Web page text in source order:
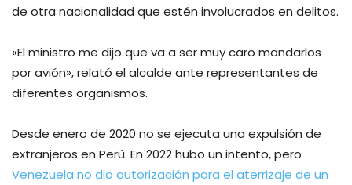
de otra nacionalidad que estén involucrados en delitos.
«El ministro me dijo que va a ser muy caro mandarlos
por avión», relató el alcalde ante representantes de
diferentes organismos.
Desde enero de 2020 no se ejecuta una expulsión de
extranjeros en Perú. En 2022 hubo un intento, pero
Venezuela no dio autorización para el aterrizaje de un